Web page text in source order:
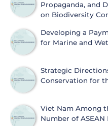
Propaganda, and
on Biodiversity
Developing a
for Marine and
Strategic
Conservation for
Viet Nam Among
Number of